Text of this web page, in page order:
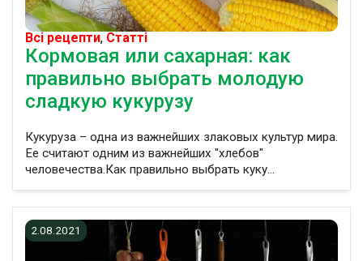
Всі рецепти, Статті
Кормовая или сахарная: как
правильно выбрать молодую
сладкую кукурузу
Кукуруза – одна из важнейших злаковых культур мира.
Ее считают одним из важнейших "хлебов"
человечества.Как правильно выбрать куку...
2.08.2021